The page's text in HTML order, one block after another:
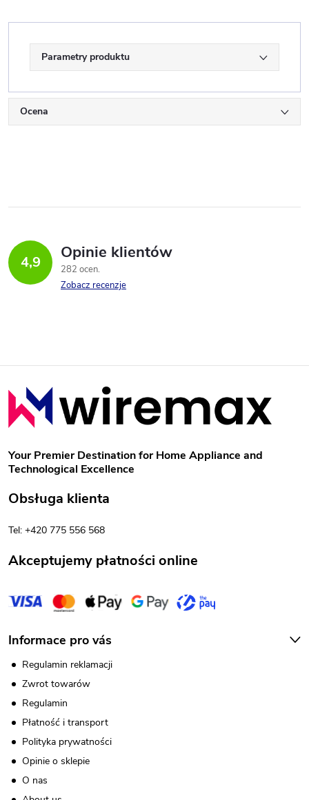
Parametry produktu
Ocena
4,9 Opinie klientów
282 ocen
Zobacz recenzje
S
o
p
k
a
Your Premier Destination for Home Appliance and
Technological Excellence
Obsługa klienta
Tel: +420 775 556 568
Akceptujemy płatności online
Informace pro vás
Regulamin reklamacji
Zwrot towarów
Regulamin
Płatność i transport
Polityka prywatności
Opinie o sklepie
O nas